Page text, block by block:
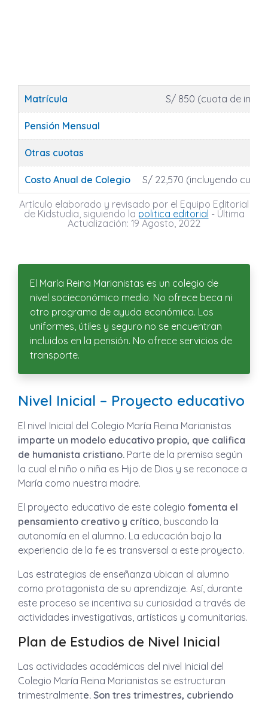
Matrícula S/ 850 (cuota de
Pensión Mensual
Otras cuotas
Costo Anual de Colegio S/ 22,570 (incluyendo
Artículo elaborado y revisado por el Equipo Editorial
de Kidstudia, siguiendo la politica editorial - Última
Actualización: 19 Agosto, 2022
El María Reina Marianistas es un colegio de
nivel socieconómico medio. No ofrece beca ni
otro programa de ayuda económica. Los
uniformes, útiles y seguro no se encuentran
incluidos en la pensión. No ofrece servicios de
transporte.
Nivel Inicial – Proyecto educativo
El nivel Inicial del Colegio María Reina Marianistas
imparte un modelo educativo propio, que califica
de humanista cristiano. Parte de la premisa según
la cual el niño o niña es Hijo de Dios y se reconoce a
María como nuestra madre.
El proyecto educativo de este colegio fomenta el
pensamiento creativo y crítico, buscando la
autonomía en el alumno. La educación bajo la
experiencia de la fe es transversal a este proyecto.
Las estrategias de enseñanza ubican al alumno
como protagonista de su aprendizaje. Así, durante
este proceso se incentiva su curiosidad a través de
actividades investigativas, artísticas y comunitarias.
Plan de Estudios de Nivel Inicial
Las actividades académicas del nivel Inicial del
Colegio María Reina Marianistas se estructuran
trimestralmente. Son tres trimestres, cubriendo